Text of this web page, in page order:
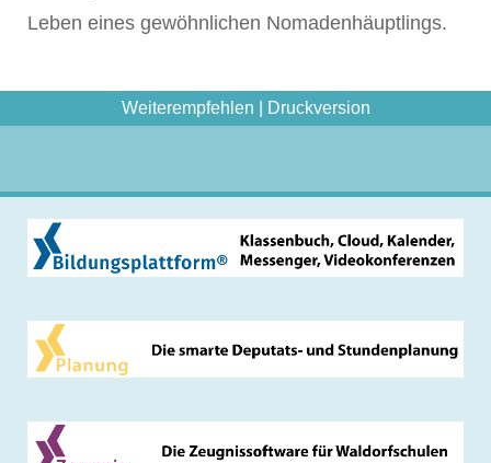
Leben eines gewöhnlichen Nomadenhäupt­lings.
Weiterempfehlen Druckversion